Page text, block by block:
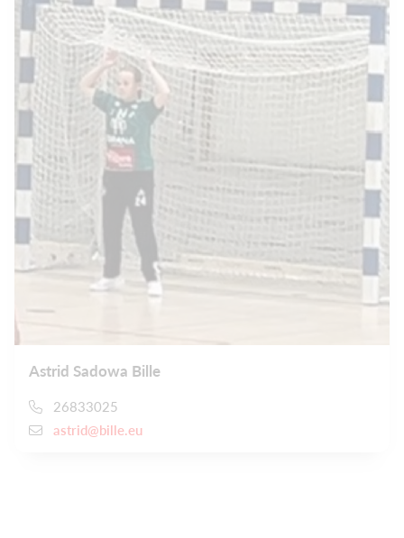
Astrid Sadowa Bille
26833025
astrid@bille.eu